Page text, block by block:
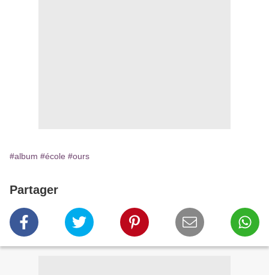
#album #école #ours
Partager